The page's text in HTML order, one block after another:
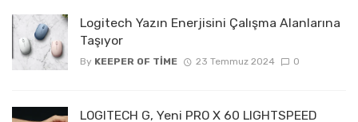
Logitech Yazın Enerjisini Çalışma Alanlarına
Taşıyor
By KEEPER OF TIME 23 Temmuz 2024 0
LOGITECH G, Yeni PRO X 60 LIGHTSPEED